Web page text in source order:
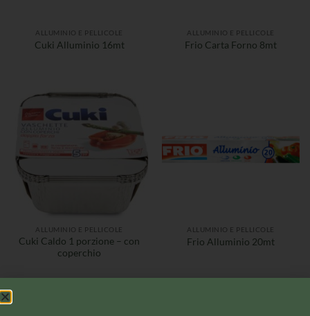
ALLUMINIO E PELLICOLE
Cuki Alluminio 16mt
ALLUMINIO E PELLICOLE
Frio Carta Forno 8mt
ALLUMINIO E PELLICOLE
Cuki Caldo 1 porzione – con
coperchio
ALLUMINIO E PELLICOLE
Frio Alluminio 20mt